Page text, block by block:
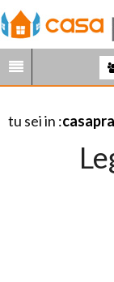
tu sei in :